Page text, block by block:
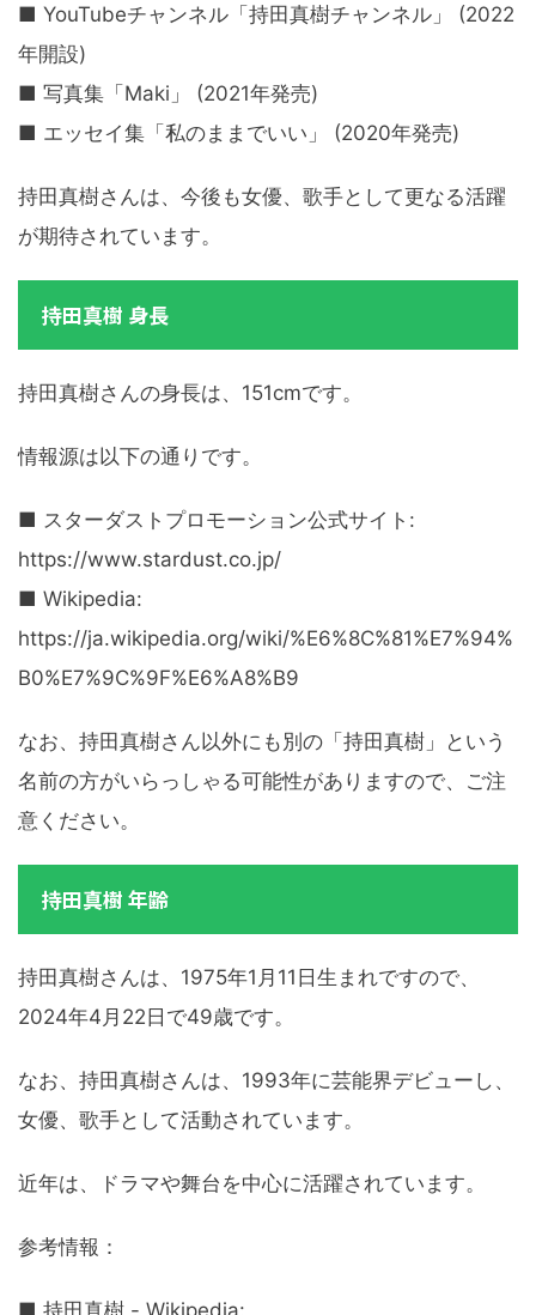
■ YouTubeチャンネル「持田真樹チャンネル」 (2022
年開設)
■ 写真集「Maki」 (2021年発売)
■ エッセイ集「私のままでいい」 (2020年発売)
持田真樹さんは、今後も女優、歌手として更なる活躍
が期待されています。
持田真樹 身長
持田真樹さんの身長は、151cmです。
情報源は以下の通りです。
■ スターダストプロモーション公式サイト:
https://www.stardust.co.jp/
■ Wikipedia:
https://ja.wikipedia.org/wiki/%E6%8C%81%E7%94%
B0%E7%9C%9F%E6%A8%B9
なお、持田真樹さん以外にも別の「持田真樹」という
名前の方がいらっしゃる可能性がありますので、ご注
意ください。
持田真樹 年齢
持田真樹さんは、1975年1月11日生まれですので、
2024年4月22日で49歳です。
なお、持田真樹さんは、1993年に芸能界デビューし、
女優、歌手として活動されています。
近年は、ドラマや舞台を中心に活躍されています。
参考情報：
■ 持田真樹 - Wikipedia: